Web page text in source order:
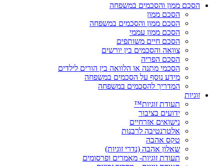
הסכם ממון והסכמים במשפחה
הסכם ממון
הסכם ממון והסכמים במשפחה
הסכם ממון עממי
הסכם חיים משותפים
צוואה והסכמים בין יורשים
הסכם הפריה
הסכמי מתנה או הלוואה בין הורים לילדים
מידע נוסף על הסכמים במשפחה
המדריך להסכמים במשפחה
זוגיות
תעודת זוגיות™
ידועים בציבור
נישואים אזרחיים
אלטרנטיבה לרבנות
טקס אהבה
שאלון אהבה (נדרי זוגיות)
תעודת זוגיות- מאמרים ופרסומים